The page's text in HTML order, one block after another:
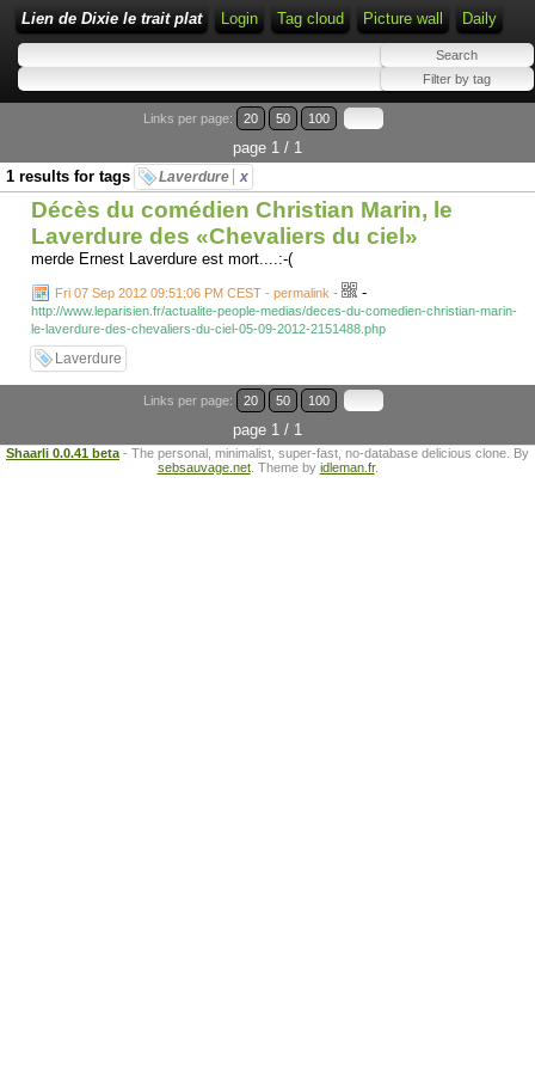
Lien de Dixie le trait plat Login Tag cloud Picture wall Daily
Links per page: 20 50 100
page 1 / 1
1 results for tags
Laverdure x
Décès du comédien Christian Marin, le
Laverdure des «Chevaliers du ciel»
merde Ernest Laverdure est mort....:-(
Fri 07 Sep 2012 09:51:06 PM CEST - permalink - -
http://www.leparisien.fr/actualite-people-medias/deces-du-comedien-christian-marin-
le-laverdure-des-chevaliers-du-ciel-05-09-2012-2151488.php
Laverdure
Links per page: 20 50 100
page 1 / 1
Shaarli 0.0.41 beta - The personal, minimalist, super-fast, no-database delicious clone. By
sebsauvage.net. Theme by idleman.fr.